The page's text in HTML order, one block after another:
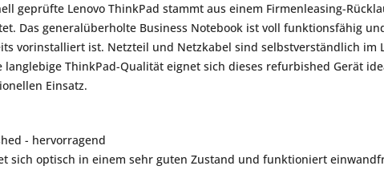
geprüfte Lenovo ThinkPad stammt aus einem Firmenleasing-
Das generalüberholte Business Notebook ist voll funktionsfähig
vorinstalliert ist. Netzteil und Netzkabel sind selbstverständlich im
langlebige ThinkPad-Qualität eignet sich dieses refurbished Gerät
Einsatz.
- hervorragend
sich optisch in einem sehr guten Zustand und funktioniert